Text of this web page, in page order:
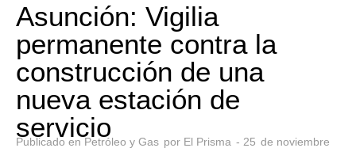
Asunción: Vigilia
permanente contra la
construcción de una
nueva estación de
servicio
Publicado en Petróleo y Gas por El Prisma - 25 de noviembre